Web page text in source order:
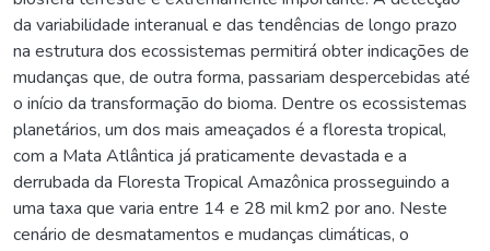
da variabilidade interanual e das tendências de longo prazo
na estrutura dos ecossistemas permitirá obter indicações de
mudanças que, de outra forma, passariam despercebidas até
o início da transformação do bioma. Dentre os ecossistemas
planetários, um dos mais ameaçados é a floresta tropical,
com a Mata Atlântica já praticamente devastada e a
derrubada da Floresta Tropical Amazônica prosseguindo a
uma taxa que varia entre 14 e 28 mil km2 por ano. Neste
cenário de desmatamentos e mudanças climáticas, o